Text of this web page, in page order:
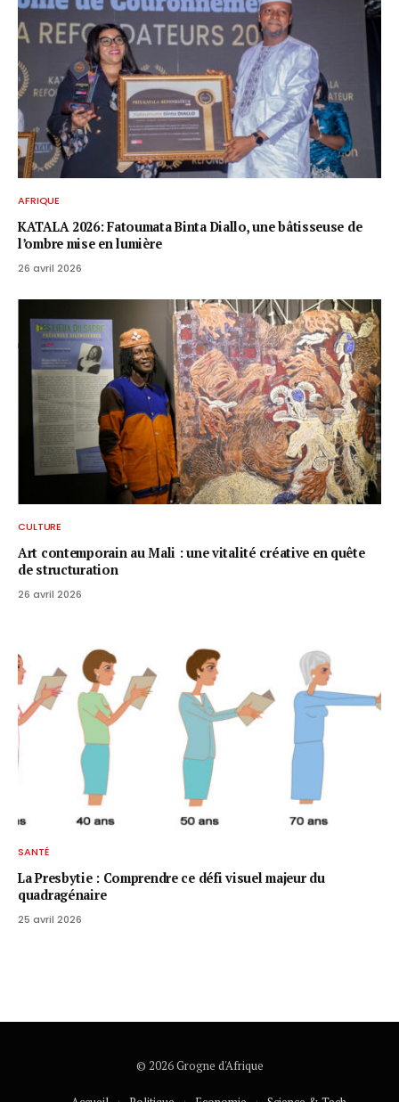
AFRIQUE
KATALA 2026: Fatoumata Binta Diallo, une bâtisseuse de
l’ombre mise en lumière
26 avril 2026
CULTURE
Art contemporain au Mali : une vitalité créative en quête
de structuration
26 avril 2026
SANTÉ
La Presbytie : Comprendre ce défi visuel majeur du
quadragénaire
25 avril 2026
© 2026 Grogne d'Afrique